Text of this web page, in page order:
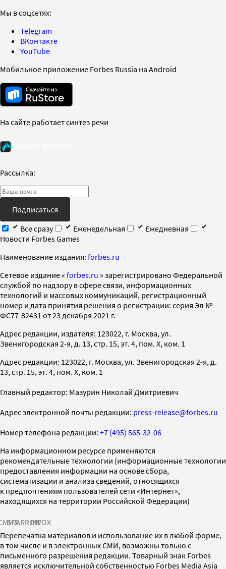
Мы в соцсетях:
Telegram
ВКонтакте
YouTube
Мобильное приложение Forbes Russia на Android
На сайте работает синтез речи
Рассылка:
Подписаться
Все сразу
Еженедельная
Ежедневная
Новости Forbes Games
Наименование издания: forbes.ru
Cетевое издание « forbes.ru » зарегистрировано Федеральной
службой по надзору в сфере связи, информационных
технологий и массовых коммуникаций, регистрационный
номер и дата принятия решения о регистрации: серия Эл №
ФС77-82431 от 23 декабря 2021 г.
Адрес редакции, издателя: 123022, г. Москва, ул.
Звенигородская 2-я, д. 13, стр. 15, эт. 4, пом. X, ком. 1
Адрес редакции: 123022, г. Москва, ул. Звенигородская 2-я, д.
13, стр. 15, эт. 4, пом. X, ком. 1
Главный редактор: Мазурин Николай Дмитриевич
Адрес электронной почты редакции: press-release@forbes.ru
Номер телефона редакции: +7 (495) 565-32-06
На информационном ресурсе применяются
рекомендательные технологии (информационные технологии
предоставления информации на основе сбора,
систематизации и анализа сведений, относящихся
к предпочтениям пользователей сети «Интернет»,
находящихся на территории Российской Федерации)
SPARROWINFOX
Перепечатка материалов и использование их в любой форме,
в том числе и в электронных СМИ, возможны только с
письменного разрешения редакции. Товарный знак Forbes
является исключительной собственностью Forbes Media Asia